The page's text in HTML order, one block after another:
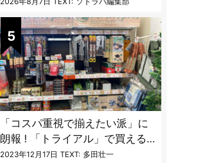
「コスパ重視で揃えたい派」に
朗報 ! 「トライアル」で買える
キャンプ道具7品
2023年12月17日 TEXT: 多田壮一